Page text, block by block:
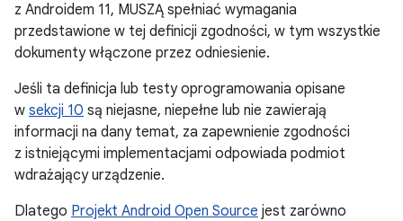
z Androidem 11, MUSZĄ spełniać wymagania
przedstawione w tej definicji zgodności, w tym wszystkie
dokumenty włączone przez odniesienie.
Jeśli ta definicja lub testy oprogramowania opisane
w sekcji 10 są niejasne, niepełne lub nie zawierają
informacji na dany temat, za zapewnienie zgodności
z istniejącymi implementacjami odpowiada podmiot
wdrażający urządzenie.
Dlatego Projekt Android Open Source jest zarówno